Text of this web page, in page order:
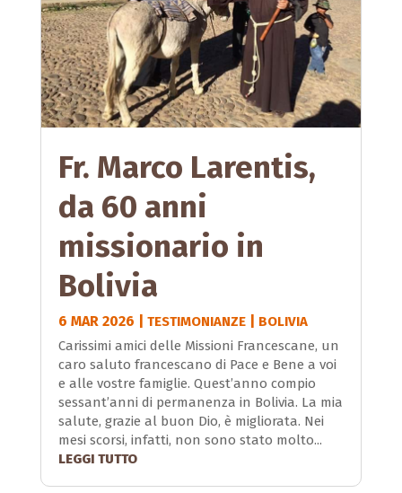
Fr. Marco Larentis,
da 60 anni
missionario in
Bolivia
6 MAR 2026 TESTIMONIANZE| BOLIVIA
Carissimi amici delle Missioni Francescane, un
caro saluto francescano di Pace e Bene a voi
e alle vostre famiglie. Quest’anno compio
sessant’anni di permanenza in Bolivia. La mia
salute, grazie al buon Dio, è migliorata. Nei
mesi scorsi, infatti, non sono stato molto...
LEGGI TUTTO